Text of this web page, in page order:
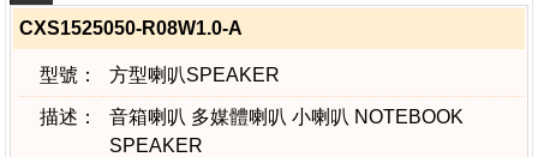
CXS1525050-R08W1.0-A
型號： 方型喇叭SPEAKER
描述：
音箱喇叭 多媒體喇叭 小喇叭 NOTEBOOK
SPEAKER